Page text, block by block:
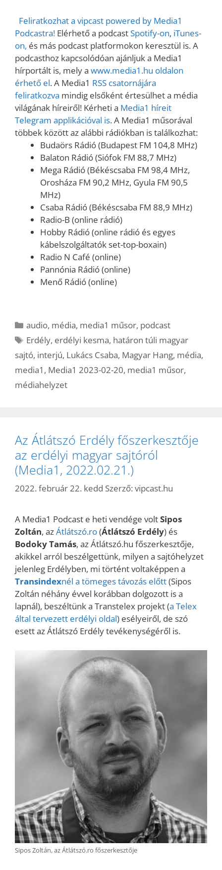
Feliratkozhat a vipcast powered by Media1
Podcastra! Elérhető a podcastSpotify-on, iTunes-
on, és más podcast platformokon keresztül is. A
podcasthoz kapcsolódóan ajánljuk a Media1
hírportált is, mely a www.media1.hu oldalon
érhető el. A Media1 RSS csatornájára
feliratkozva mindig elsőként értesülhet a média
világának híreiről! Kérheti a Media1 híreit
Telegram applikációval is. A Media1 műsorával
többek között az alábbi rádiókban is találkozhat:
Budaörs Rádió (Budapest FM 104,8 MHz)
Balaton Rádió (Siófok FM 88,7 MHz)
Mega Rádió (Békéscsaba FM 98,4 MHz,
Orosháza FM 90,2 MHz, Gyula FM 90,5
MHz)
Csaba Rádió (Békéscsaba FM 88,9 MHz)
Radio-B (online rádió)
Hobby Rádió (online rádió és egyes
kábelszolgáltatók set-top-boxain)
Radio N Café (online)
Pannónia Rádió (online)
Menő Rádió (online)
Kategória
audio, média, media1 műsor, podcast
Címkék
Erdély, erdélyi kesma, határon túli magyar
sajtó, interjú, Lukács Csaba, Magyar Hang, média,
media1 , Media1 2023-02-20, media1 műsor,
médiahelyzet
Az Átlátszó Erdély főszerkesztője
az erdélyi magyar sajtóról
(Media1, 2022.02.21.)
2022. február 22. kedd Szerző: vipcast.hu
A Media1 Podcast e heti vendége voltSipos
Zoltán, azÁtlátszó.ro(Átlátszó Erdély) és
Bodoky Tamás, az Átlátszó.hu főszerkesztője,
akikkel arról beszélgettünk, milyen a sajtóhelyzet
jelenleg Erdélyben, mi történt voltaképpen a
Transindexnél a tömeges távozás előtt(Sipos
Zoltán néhány évvel korábban dolgozott is a
lapnál), beszéltünk a Transtelex projekt (a Telex
által tervezett erdélyi oldal) esélyeiről, de szó
esett az Átlátszó Erdély tevékenységéről is.
Sipos Zoltán, az Átlátszó.ro főszerkesztője